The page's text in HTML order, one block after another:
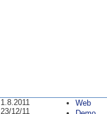
1.8.2011
23/12/11
Web